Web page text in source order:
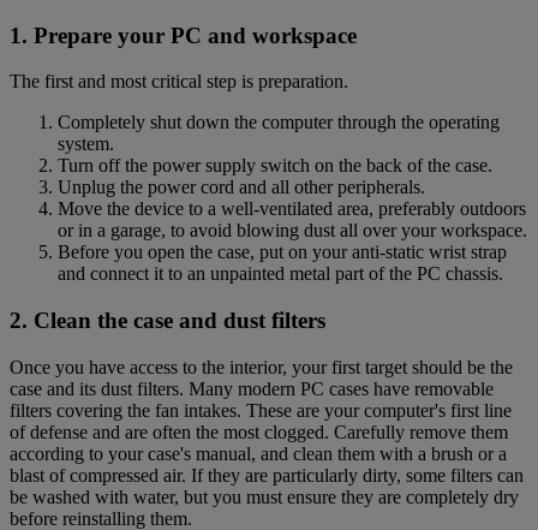
1. Prepare your PC and workspace
The first and most critical step is preparation.
Completely shut down the computer through the operating
system.
Turn off the power supply switch on the back of the case.
Unplug the power cord and all other peripherals.
Move the device to a well-ventilated area, preferably outdoors
or in a garage, to avoid blowing dust all over your workspace.
Before you open the case, put on your anti-static wrist strap
and connect it to an unpainted metal part of the PC chassis.
2. Clean the case and dust filters
Once you have access to the interior, your first target should be the
case and its dust filters. Many modern PC cases have removable
filters covering the fan intakes. These are your computer's first line
of defense and are often the most clogged. Carefully remove them
according to your case's manual, and clean them with a brush or a
blast of compressed air. If they are particularly dirty, some filters can
be washed with water, but you must ensure they are completely dry
before reinstalling them.